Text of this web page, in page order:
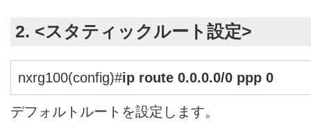
2. <スタティックルート設定>
nxrg100(config)#ip route 0.0.0.0/0 ppp 0
デフォルトルートを設定します。